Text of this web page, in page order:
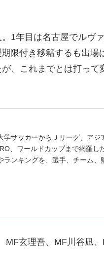
1年目は名古屋でルヴ
限付き移籍するも出場
、これまでとは打って
学サッカーからＪリーグ、アジ
、ワールドカップまで網羅し
ランキングを、選手、チーム、
玄理吾、MF川谷凪